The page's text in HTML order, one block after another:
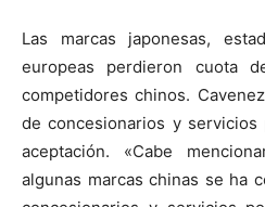
Las marcas japonesas,
europeas perdieron cuota
competidores chinos.
de concesionarios y
aceptación. «Cabe
algunas marcas chinas se ha